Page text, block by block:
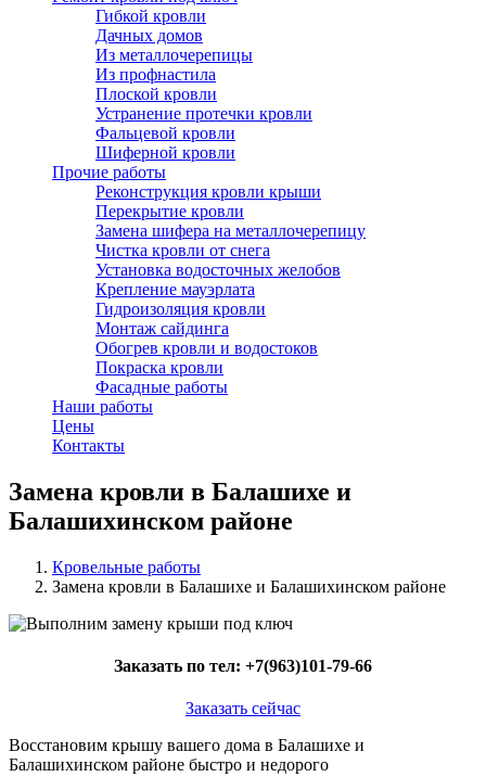
Гибкой кровли
Дачных домов
Из металлочерепицы
Из профнастила
Плоской кровли
Устранение протечки кровли
Фальцевой кровли
Шиферной кровли
Прочие работы
Реконструкция кровли крыши
Перекрытие кровли
Замена шифера на металлочерепицу
Чистка кровли от снега
Установка водосточных желобов
Крепление мауэрлата
Гидроизоляция кровли
Монтаж сайдинга
Обогрев кровли и водостоков
Покраска кровли
Фасадные работы
Наши работы
Цены
Контакты
Замена кровли в Балашихе и
Балашихинском районе
Кровельные работы
Замена кровли в Балашихе и Балашихинском районе
Заказать по тел: +7(963)101-79-66
Заказать сейчас
Восстановим крышу вашего дома в Балашихе и
Балашихинском районе быстро и недорого